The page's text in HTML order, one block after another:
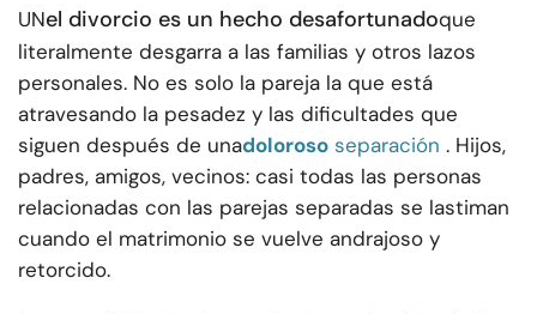
UNel divorcio es un hecho desafortunadoque
literalmente desgarra a las familias y otros lazos
personales. No es solo la pareja la que está
atravesando la pesadez y las dificultades que
siguen después de unadoloroso separación . Hijos,
padres, amigos, vecinos: casi todas las personas
relacionadas con las parejas separadas se lastiman
cuando el matrimonio se vuelve andrajoso y
retorcido.